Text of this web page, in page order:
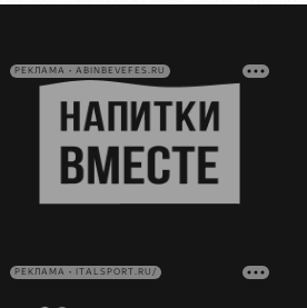
РЕКЛАМА • ABINBEVEFES.RU
РЕКЛАМА • ITALSPORT.RU/